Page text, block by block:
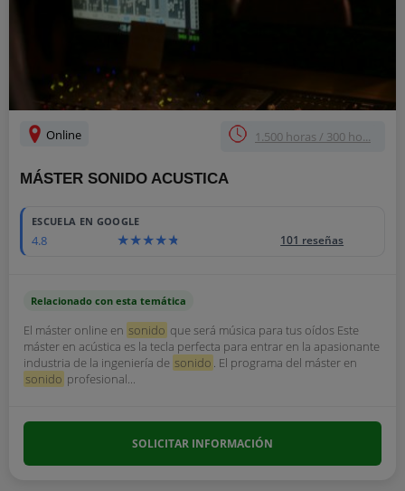
Online 1.500 horas / 300 ho...
MÁSTER SONIDO ACUSTICA
ESCUELA EN GOOGLE
4.8 101 reseñas
Relacionado con esta temática
El máster online en sonido que será música para tus oídos Este
máster en acústica es la tecla perfecta para entrar en la apasionante
industria de la ingeniería de sonido . El programa del máster en
sonido profesional...
SOLICITAR INFORMACIÓN